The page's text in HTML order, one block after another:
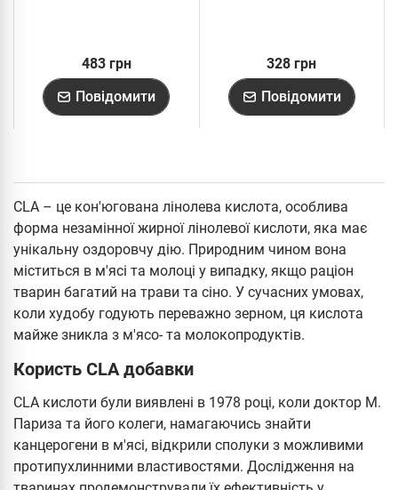
483 грн
Повідомити
328 грн
Повідомити
CLA – це кон'югована лінолева кислота, особлива
форма незамінної жирної лінолевої кислоти, яка має
унікальну оздоровчу дію. Природним чином вона
міститься в м'ясі та молоці у випадку, якщо раціон
тварин багатий на трави та сіно. У сучасних умовах,
коли худобу годують переважно зерном, ця кислота
майже зникла з м'ясо- та молокопродуктів.
Користь CLA добавки
CLA кислоти були виявлені в 1978 році, коли доктор М.
Париза та його колеги, намагаючись знайти
канцерогени в м'ясі, відкрили сполуки з можливими
протипухлинними властивостями. Дослідження на